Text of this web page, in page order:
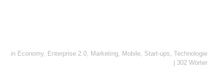
in Economy Enterprise 2.0 Marketing Mobile Start-ups Technologie
302 Wörter